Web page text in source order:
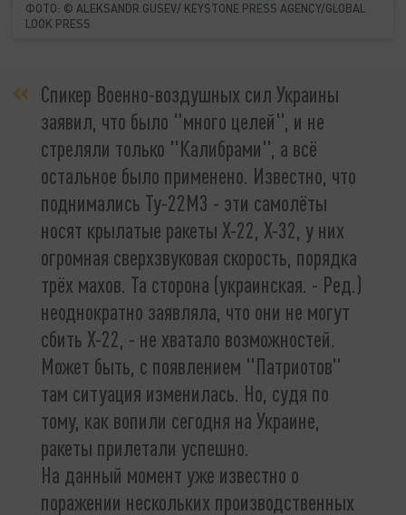
ФОТО: © ALEKSANDR GUSEV/ KEYSTONE PRESS AGENCY/GLOBAL
LOOK PRESS
Спикер Военно-воздушных сил Украины
заявил, что было "много целей", и не
стреляли только "Калибрами", а всё
остальное было применено. Известно, что
поднимались Ту-22М3 - эти самолёты
носят крылатые ракеты Х-22, Х-32, у них
огромная сверхзвуковая скорость, порядка
трёх махов. Та сторона (украинская. - Ред.)
неоднократно заявляла, что они не могут
сбить Х-22, - не хватало возможностей.
Может быть, с появлением "Патриотов"
там ситуация изменилась. Но, судя по
тому, как вопили сегодня на Украине,
ракеты прилетали успешно.
На данный момент уже известно о
поражении нескольких производственных